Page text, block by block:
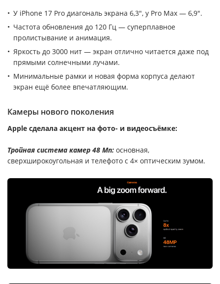
У iPhone 17 Pro диагональ экрана 6,3″, у Pro Max — 6,9″.
Частота обновления до 120 Гц — суперплавное
пролистывание и анимация.
Яркость до 3000 нит — экран отлично читается даже под
прямыми солнечными лучами.
Минимальные рамки и новая форма корпуса делают
экран ещё более впечатляющим.
Камеры нового поколения
Apple сделала акцент на фото- и видеосъёмке:
Тройная система камер 48 Мп: основная,
сверхширокоугольная и телефото с 4× оптическим зумом.